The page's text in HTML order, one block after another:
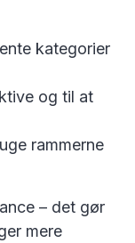
kategorier
og til at
rammerne
– det gør
mere